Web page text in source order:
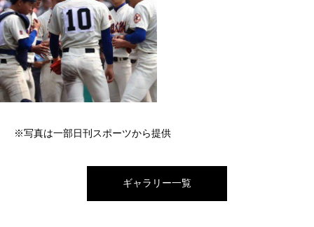
※写真は一部日刊スポーツから提供
ギャラリー一覧